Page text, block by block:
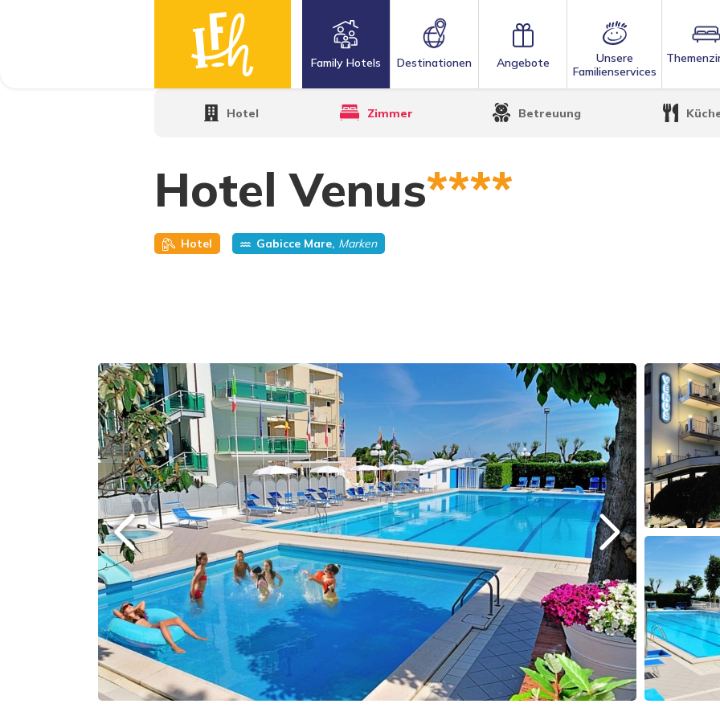
Family Hotels Destinationen Angebote
Unsere
Familienservices
Family Hotels
Hotel Venus****
Hotel Gabicce Mare, Marken
Hotel Zimmer Betreuung